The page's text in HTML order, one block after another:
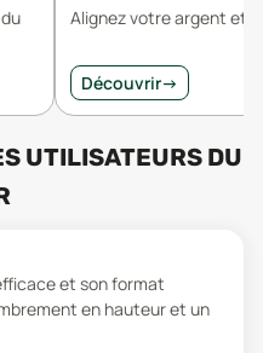
Alignez votre argent et
Découvrir→
UTILISATEURS DU
et son format
en hauteur et un